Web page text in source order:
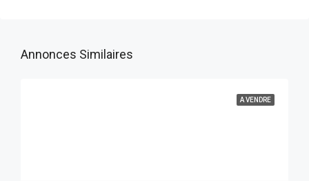
Annonces Similaires
A VENDRE